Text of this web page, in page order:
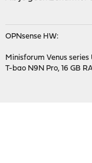
OPNsense HW:
Minisforum Venus series
T-bao N9N Pro, 16 GB